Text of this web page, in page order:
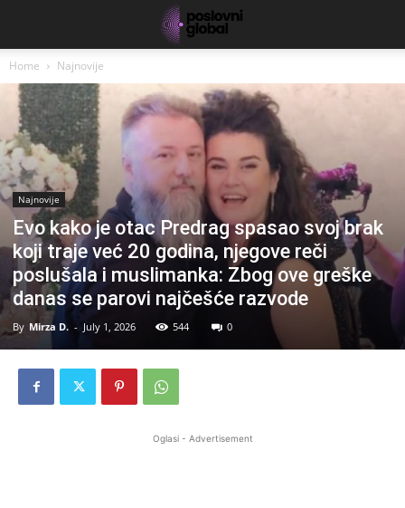
Home Najnovije
Najnovije
Evo kako je otac Predrag spasao svoj brak
koji traje već 20 godina, njegove reči
poslušala i muslimanka: Zbog ove greške
danas se parovi najčešće razvode
By Mirza D. - July 1, 2026 544 0
Oglasi - Advertisement